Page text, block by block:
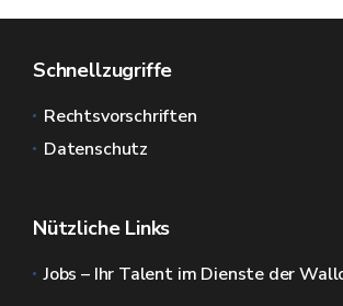
Schnellzugriffe
Rechtsvorschriften
Datenschutz
Nützliche Links
Jobs – Ihr Talent im Dienste der